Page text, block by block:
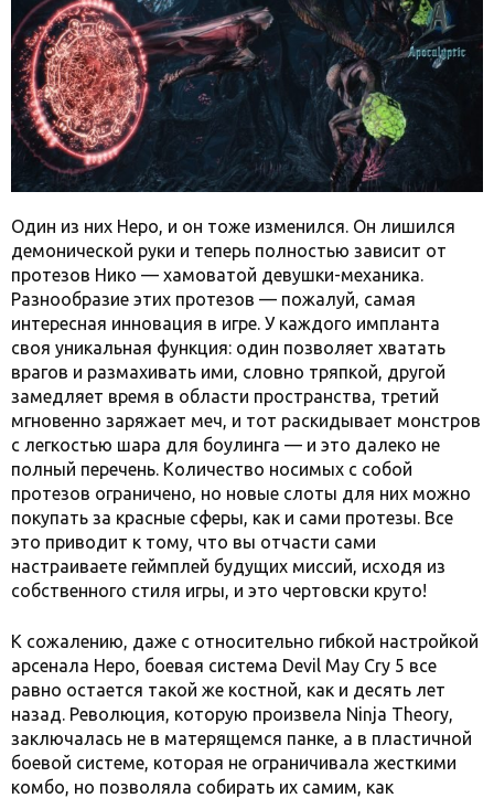
Один из них Неро, и он тоже изменился. Он лишился
демонической руки и теперь полностью зависит от
протезов Нико — хамоватой девушки-механика.
Разнообразие этих протезов — пожалуй, самая
интересная инновация в игре. У каждого импланта
своя уникальная функция: один позволяет хватать
врагов и размахивать ими, словно тряпкой, другой
замедляет время в области пространства, третий
мгновенно заряжает меч, и тот раскидывает монстров
с легкостью шара для боулинга — и это далеко не
полный перечень. Количество носимых с собой
протезов ограничено, но новые слоты для них можно
покупать за красные сферы, как и сами протезы. Все
это приводит к тому, что вы отчасти сами
настраиваете геймплей будущих миссий, исходя из
собственного стиля игры, и это чертовски круто!
К сожалению, даже с относительно гибкой настройкой
арсенала Неро, боевая система Devil May Cry 5 все
равно остается такой же костной, как и десять лет
назад. Революция, которую произвела Ninja Theory,
заключалась не в матерящемся панке, а в пластичной
боевой системе, которая не ограничивала жесткими
комбо, но позволяла собирать их самим, как